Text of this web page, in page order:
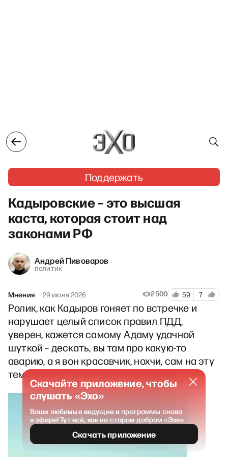
Поддержать
Кадыровские – это высшая
каста, которая стоит над
законами РФ
Андрей Пивоваров
политик
Мнения 29 июня 2026 2500 59 7
Ролик, как Кадыров гоняет по встречке и
нарушает целый список правил ПДД,
уверен, кажется самому Адаму удачной
шуткой – дескать, вы там про какую-то
аварию, а я вон красавчик, нохчи, сам на эту
тему шучу и любые вопросы решаю.
Скачайте приложение, чтобы
слушать «Эхо»
Ваши любимые ведущие и программы снова
в эфире! Тут всё, как на старом добром «Эхе»
Скачать приложение